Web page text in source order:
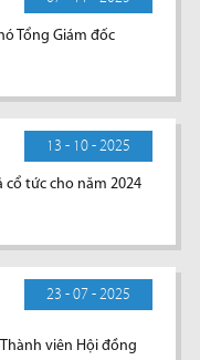
Tổng Giám đốc
13 - 10 - 2025
cổ tức cho năm 2024
23 - 07 - 2025
viên Hội đồng